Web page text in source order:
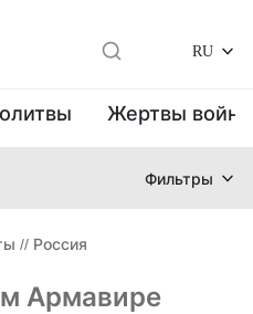
RU
Жертвы
Фильтры
// Россия
Армавире